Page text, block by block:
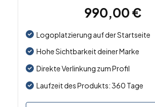
990,00€
Logoplatzierung auf der Startseite
Hohe Sichtbarkeit deiner Marke
Direkte Verlinkung zum Profil
Laufzeit des Produkts: 360 Tage